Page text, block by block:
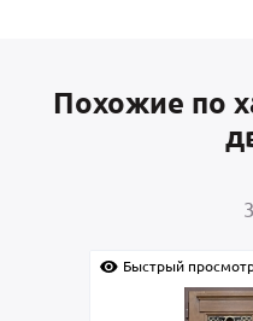
Похожие по
4
Быстрый